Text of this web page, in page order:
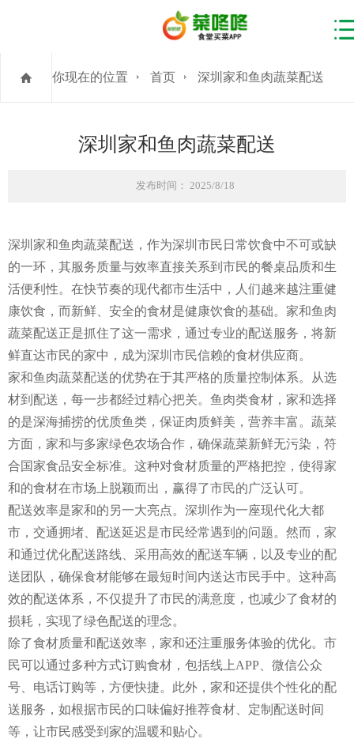
你现在的位置 首页 深圳家和鱼肉蔬菜配送
深圳家和鱼肉蔬菜配送
发布时间： 2025/8/18
深圳家和鱼肉蔬菜配送，作为深圳市民日常饮食中不可或缺
的一环，其服务质量与效率直接关系到市民的餐桌品质和生
活便利性。在快节奏的现代都市生活中，人们越来越注重健
康饮食，而新鲜、安全的食材是健康饮食的基础。家和鱼肉
蔬菜配送正是抓住了这一需求，通过专业的配送服务，将新
鲜直达市民的家中，成为深圳市民信赖的食材供应商。
家和鱼肉蔬菜配送的优势在于其严格的质量控制体系。从选
材到配送，每一步都经过精心把关。鱼肉类食材，家和选择
的是深海捕捞的优质鱼类，保证肉质鲜美，营养丰富。蔬菜
方面，家和与多家绿色农场合作，确保蔬菜新鲜无污染，符
合国家食品安全标准。这种对食材质量的严格把控，使得家
和的食材在市场上脱颖而出，赢得了市民的广泛认可。
配送效率是家和的另一大亮点。深圳作为一座现代化大都
市，交通拥堵、配送延迟是市民经常遇到的问题。然而，家
和通过优化配送路线、采用高效的配送车辆，以及专业的配
送团队，确保食材能够在最短时间内送达市民手中。这种高
效的配送体系，不仅提升了市民的满意度，也减少了食材的
损耗，实现了绿色配送的理念。
除了食材质量和配送效率，家和还注重服务体验的优化。市
民可以通过多种方式订购食材，包括线上APP、微信公众
号、电话订购等，方便快捷。此外，家和还提供个性化的配
送服务，如根据市民的口味偏好推荐食材、定制配送时间
等，让市民感受到家的温暖和贴心。